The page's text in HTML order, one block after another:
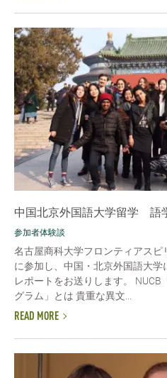
中国北京外国語大学留学 語
参加者体験談
名古屋商科大学フロンティアスピ
に参加し、中国・北京外国語大
レポートをお送りします。
グラム」とは 貴重な異文...
READ MORE